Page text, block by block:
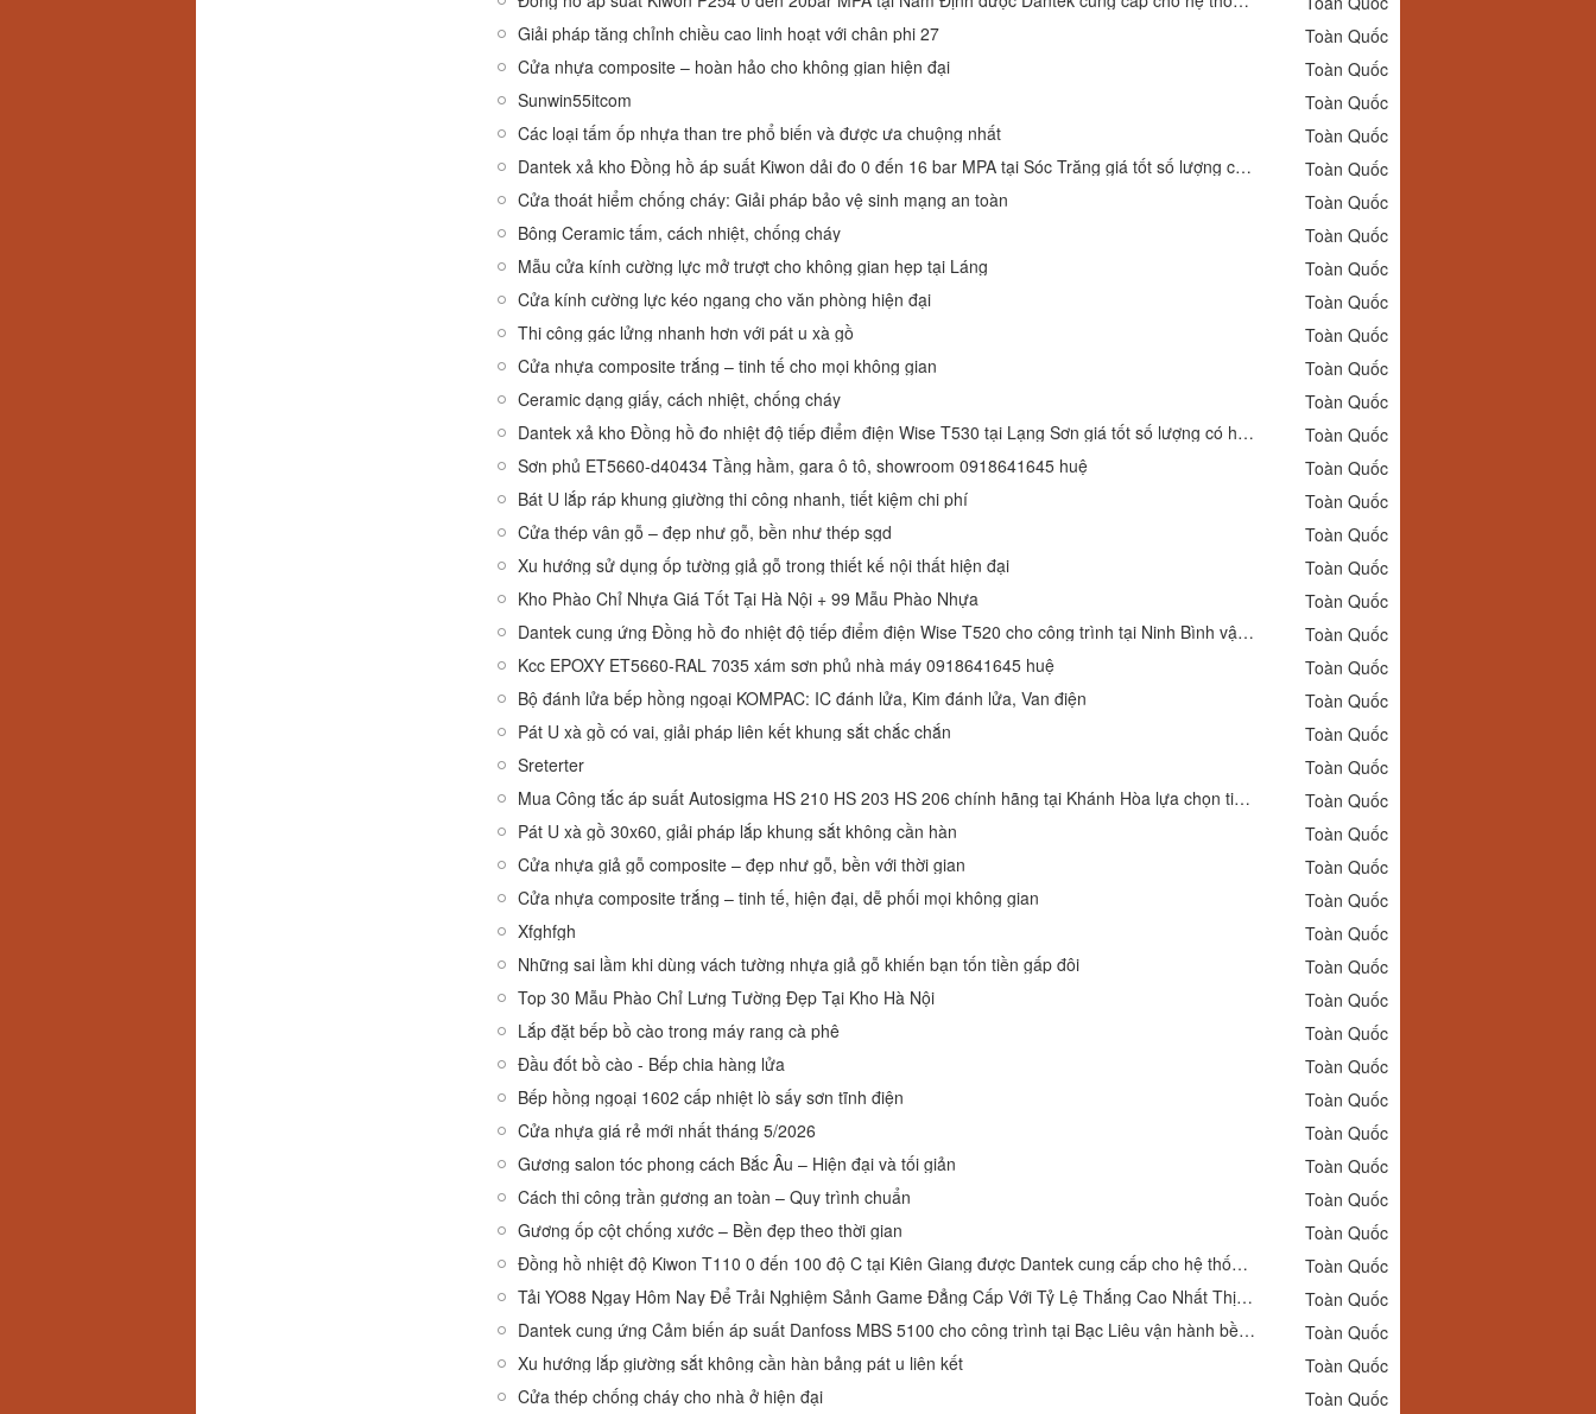
Giải pháp tăng chỉnh chiều cao linh hoạt với chân phi 27
Toàn Quốc
Cửa nhựa composite – hoàn hảo cho không gian hiện đại
Toàn Quốc
Sunwin55itcom
Toàn Quốc
Các loại tấm ốp nhựa than tre phổ biến và được ưa chuộng nhất
Toàn Quốc
Dantek xả kho Đồng hồ áp suất Kiwon dải đo 0 đến 16 bar MPA tại Sóc Trăng giá tốt số lượng có hạn
Toàn Quốc
Cửa thoát hiểm chống cháy: Giải pháp bảo vệ sinh mạng an toàn
Toàn Quốc
Bông Ceramic tấm, cách nhiệt, chống cháy
Toàn Quốc
Mẫu cửa kính cường lực mở trượt cho không gian hẹp tại Láng
Toàn Quốc
Cửa kính cường lực kéo ngang cho văn phòng hiện đại
Toàn Quốc
Thi công gác lửng nhanh hơn với pát u xà gồ
Toàn Quốc
Cửa nhựa composite trắng – tinh tế cho mọi không gian
Toàn Quốc
Ceramic dạng giấy, cách nhiệt, chống cháy
Toàn Quốc
Dantek xả kho Đồng hồ đo nhiệt độ tiếp điểm điện Wise T530 tại Lạng Sơn giá tốt số lượng có hạn
Toàn Quốc
Sơn phủ ET5660-d40434 Tầng hầm, gara ô tô, showroom 0918641645 huệ
Toàn Quốc
Bát U lắp ráp khung giường thi công nhanh, tiết kiệm chi phí
Toàn Quốc
Cửa thép vân gỗ – đẹp như gỗ, bền như thép sgd
Toàn Quốc
Xu hướng sử dụng ốp tường giả gỗ trong thiết kế nội thất hiện đại
Toàn Quốc
Kho Phào Chỉ Nhựa Giá Tốt Tại Hà Nội + 99 Mẫu Phào Nhựa
Toàn Quốc
Dantek cung ứng Đồng hồ đo nhiệt độ tiếp điểm điện Wise T520 cho công trình tại Ninh Bình vận hành ổn định
Toàn Quốc
Kcc EPOXY ET5660-RAL 7035 xám sơn phủ nhà máy 0918641645 huệ
Toàn Quốc
Bộ đánh lửa bếp hồng ngoại KOMPAC: IC đánh lửa, Kim đánh lửa, Van điện
Toàn Quốc
Pát U xà gồ có vai, giải pháp liên kết khung sắt chắc chắn
Toàn Quốc
Sreterter
Toàn Quốc
Mua Công tắc áp suất Autosigma HS 210 HS 203 HS 206 chính hãng tại Khánh Hòa lựa chọn tin cậy từ Dantek
Toàn Quốc
Pát U xà gồ 30x60, giải pháp lắp khung sắt không cần hàn
Toàn Quốc
Cửa nhựa giả gỗ composite – đẹp như gỗ, bền với thời gian
Toàn Quốc
Cửa nhựa composite trắng – tinh tế, hiện đại, dễ phối mọi không gian
Toàn Quốc
Xfghfgh
Toàn Quốc
Những sai lầm khi dùng vách tường nhựa giả gỗ khiến bạn tốn tiền gấp đôi
Toàn Quốc
Top 30 Mẫu Phào Chỉ Lưng Tường Đẹp Tại Kho Hà Nội
Toàn Quốc
Lắp đặt bếp bồ cào trong máy rang cà phê
Toàn Quốc
Đầu đốt bồ cào - Bếp chia hàng lửa
Toàn Quốc
Bếp hồng ngoại 1602 cấp nhiệt lò sấy sơn tĩnh điện
Toàn Quốc
Cửa nhựa giá rẻ mới nhất tháng 5/2026
Toàn Quốc
Gương salon tóc phong cách Bắc Âu – Hiện đại và tối giản
Toàn Quốc
Cách thi công trần gương an toàn – Quy trình chuẩn
Toàn Quốc
Gương ốp cột chống xước – Bền đẹp theo thời gian
Toàn Quốc
Đồng hồ nhiệt độ Kiwon T110 0 đến 100 độ C tại Kiên Giang được Dantek cung cấp cho hệ thống đo nhiệt
Toàn Quốc
Tải YO88 Ngay Hôm Nay Để Trải Nghiệm Sảnh Game Đẳng Cấp Với Tỷ Lệ Thắng Cao Nhất Thị Trường
Toàn Quốc
Dantek cung ứng Cảm biến áp suất Danfoss MBS 5100 cho công trình tại Bạc Liêu vận hành bền bỉ
Toàn Quốc
Xu hướng lắp giường sắt không cần hàn bảng pát u liên kết
Toàn Quốc
Cửa thép chống cháy cho nhà ở hiện đại
Toàn Quốc